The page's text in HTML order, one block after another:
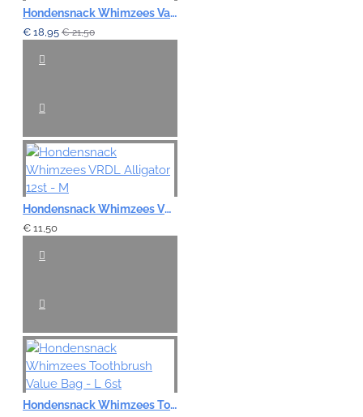
Hondensnack Whimzees Variety Value Box - M 28st
€ 18,95 € 21,50
Hondensnack Whimzees VRDL Alligator 12st - M
€ 11,50
Hondensnack Whimzees Toothbrush Value Bag - L 6st